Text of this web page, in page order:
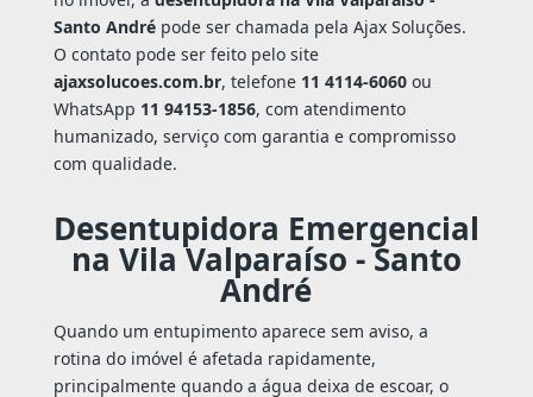
Santo Andrépode ser chamada pela Ajax Soluções.
O contato pode ser feito pelo site
ajaxsolucoes.com.br, telefone 11 4114-6060ou
WhatsApp 11 94153-1856, com atendimento
humanizado, serviço com garantia e compromisso
com qualidade.
Desentupidora Emergencial
na Vila Valparaíso - Santo
André
Quando um entupimento aparece sem aviso, a
rotina do imóvel é afetada rapidamente,
principalmente quando a água deixa de escoar, o